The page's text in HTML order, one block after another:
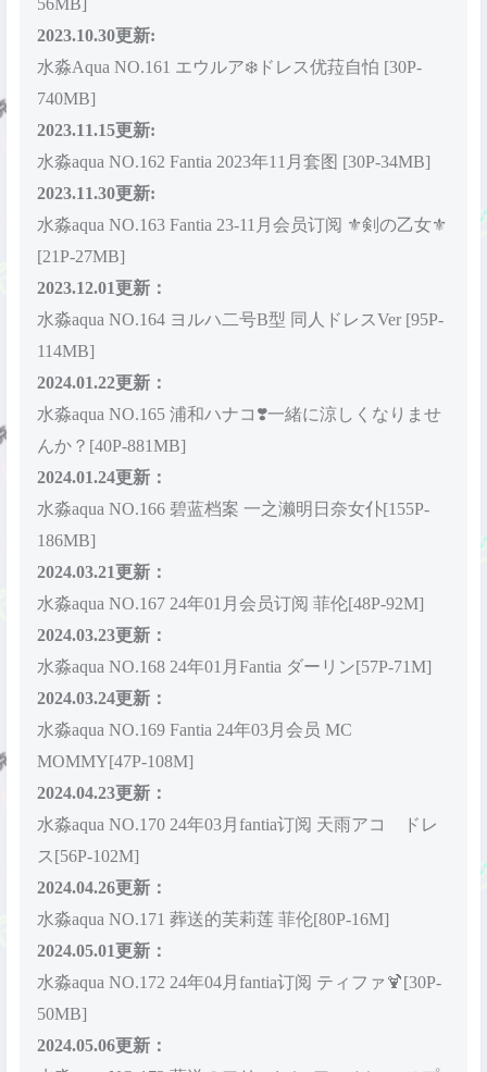
56MB]
2023.10.30更新:
水淼Aqua NO.161 エウルア❄️ドレス优菈自怕 [30P-
740MB]
2023.11.15更新:
水淼aqua NO.162 Fantia 2023年11月套图 [30P-34MB]
2023.11.30更新:
水淼aqua NO.163 Fantia 23-11月会员订阅 ⚜️剣の乙女⚜️
[21P-27MB]
2023.12.01更新：
水淼aqua NO.164 ヨルハ二号B型 同人ドレスVer [95P-
114MB]
2024.01.22更新：
水淼aqua NO.165 浦和ハナコ❣️一緒に涼しくなりませ
んか？[40P-881MB]
2024.01.24更新：
水淼aqua NO.166 碧蓝档案 一之濑明日奈女仆[155P-
186MB]
2024.03.21更新：
水淼aqua NO.167 24年01月会员订阅 菲伦[48P-92M]
2024.03.23更新：
水淼aqua NO.168 24年01月Fantia ダーリン[57P-71M]
2024.03.24更新：
水淼aqua NO.169 Fantia 24年03月会员 MC
MOMMY[47P-108M]
2024.04.23更新：
水淼aqua NO.170 24年03月fantia订阅 天雨アコ ドレ
ス[56P-102M]
2024.04.26更新：
水淼aqua NO.171 葬送的芙莉莲 菲伦[80P-16M]
2024.05.01更新：
水淼aqua NO.172 24年04月fantia订阅 ティファ🍹[30P-
50MB]
2024.05.06更新：